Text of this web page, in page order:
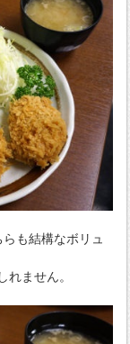
も結構なボリュ
れません。